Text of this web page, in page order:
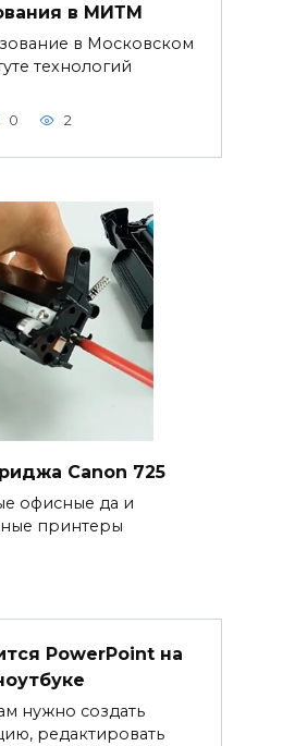
в МИТМ
в Московском
технологий
0 2
Canon 725
офисные да и
принтеры
PowerPoint на
нужно создать
редактировать